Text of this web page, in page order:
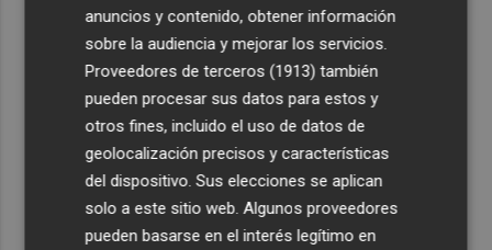
anuncios y contenido, obtener información
sobre la audiencia y mejorar los servicios.
Proveedores de terceros (1913) también
pueden procesar sus datos para estos y
otros fines, incluido el uso de datos de
geolocalización precisos y características
del dispositivo. Sus elecciones se aplican
solo a este sitio web. Algunos proveedores
pueden basarse en el interés legítimo en